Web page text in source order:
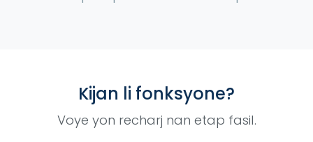
Kijan li fonksyone?
Voye yon recharj nan etap fasil.